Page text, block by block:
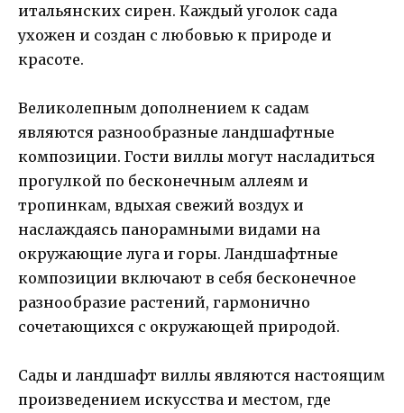
итальянских сирен. Каждый уголок сада
ухожен и создан с любовью к природе и
красоте.
Великолепным дополнением к садам
являются разнообразные ландшафтные
композиции. Гости виллы могут насладиться
прогулкой по бесконечным аллеям и
тропинкам, вдыхая свежий воздух и
наслаждаясь панорамными видами на
окружающие луга и горы. Ландшафтные
композиции включают в себя бесконечное
разнообразие растений, гармонично
сочетающихся с окружающей природой.
Сады и ландшафт виллы являются настоящим
произведением искусства и местом, где